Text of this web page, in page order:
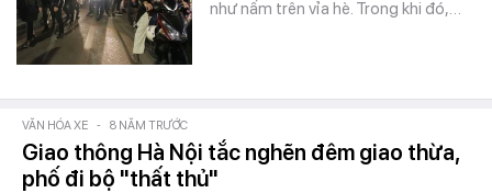
như nấm trên vỉa hè. Trong khi đó,…
VĂN HÓA XE - 8 NĂM TRƯỚC
Giao thông Hà Nội tắc nghẽn đêm giao thừa,
phố đi bộ "thất thủ"